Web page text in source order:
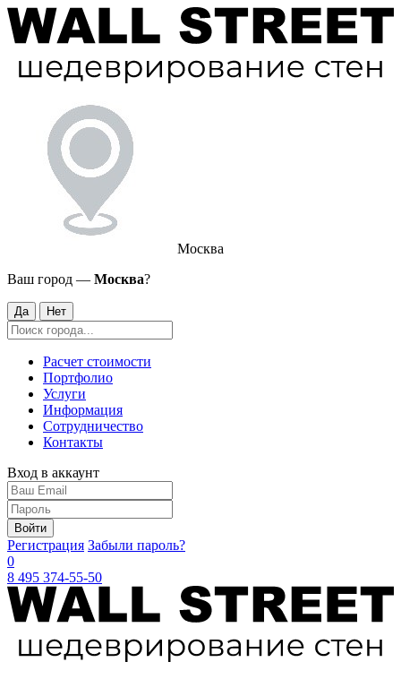
Москва
Ваш город — Москва?
Да Нет
Расчет стоимости
Портфолио
Услуги
Информация
Сотрудничество
Контакты
Вход в аккаунт
Войти
Регистрация Забыли пароль?
0
8 495 374-55-50